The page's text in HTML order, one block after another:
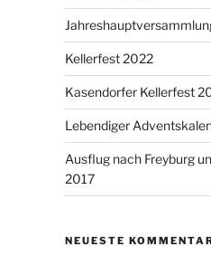
Kellerfest 2022
Kasendorfer Kellerfest
Lebendiger
Ausflug nach Freyburg
2017
NEUESTE